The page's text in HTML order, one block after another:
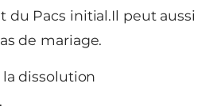
du Pacs initial.Il peut aussi
de mariage.
la dissolution